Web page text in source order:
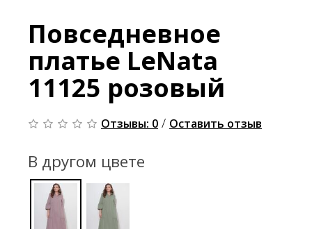
Повседневное
платье LeNata
11125 розовый
Отзывы: 0 / Оставить отзыв
В другом цвете